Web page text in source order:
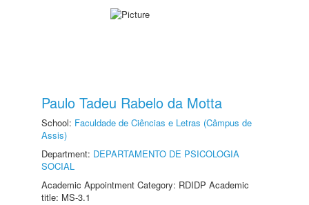
Paulo Tadeu Rabelo da Motta
School: Faculdade de Ciências e Letras (Câmpus de
Assis)
Department: DEPARTAMENTO DE PSICOLOGIA
SOCIAL
Academic Appointment Category: RDIDP Academic
title: MS-3.1